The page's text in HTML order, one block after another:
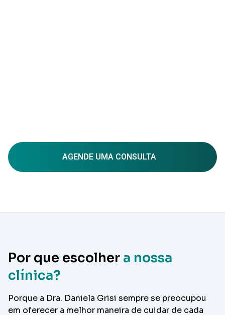
AGENDE UMA CONSULTA
Por que escolher a nossa
clínica?
Porque a Dra. Daniela Grisi sempre se preocupou
em oferecer a melhor maneira de cuidar de cada